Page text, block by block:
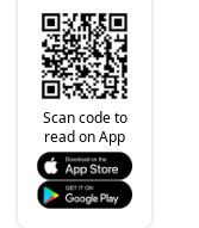
Scan code to
read on App